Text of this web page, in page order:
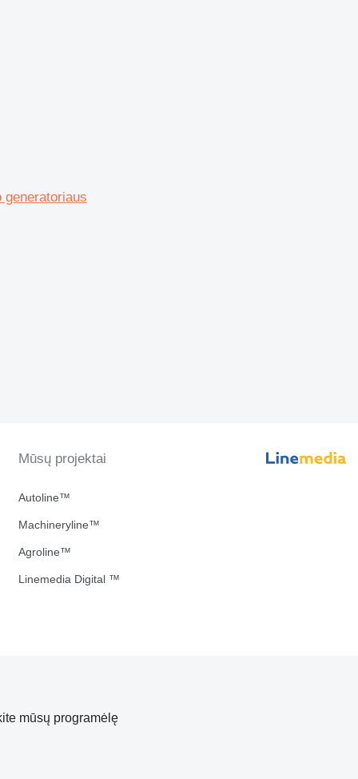
Mūsų projektai
Autoline™
Machineryline™
Agroline™
Linemedia Digital ™
mūsų programėlę